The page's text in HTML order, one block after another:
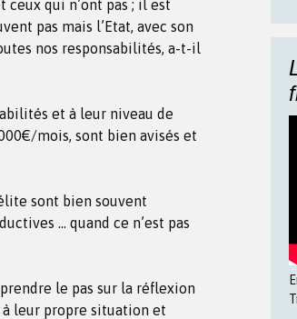
qui n’ont pas ; il est
pas mais l’Etat, avec son
nos responsabilités, a-t-il
et à leur niveau de
mois, sont bien avisés et
sont bien souvent
… quand ce n’est pas
le pas sur la réflexion
à leur propre situation et